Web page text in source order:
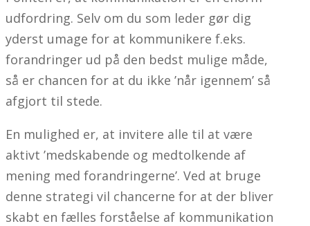
udfordring. Selv om du som leder gør dig
yderst umage for at kommunikere f.eks.
forandringer ud på den bedst mulige måde,
så er chancen for at du ikke ’når igennem’ så
afgjort til stede.
En mulighed er, at invitere alle til at være
aktivt ’medskabende og medtolkende af
mening med forandringerne’. Ved at bruge
denne strategi vil chancerne for at der bliver
skabt en fælles forståelse af kommunikation